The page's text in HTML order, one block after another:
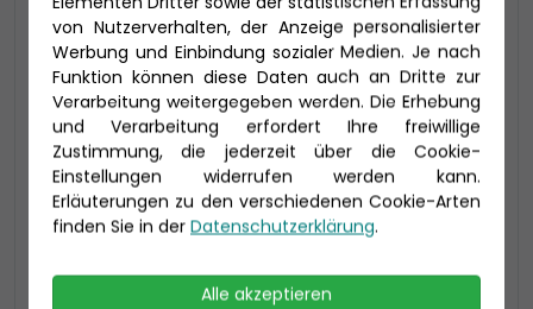
-150 € - Frühbucher Plus
von Nutzerverhalten, der Anzeige personalisierter
Werbung und Einbindung sozialer Medien. Je nach
Funktion können diese Daten auch an Dritte zur
Verarbeitung weitergegeben werden. Die Erhebung
und Verarbeitung erfordert Ihre freiwillige
Zustimmung, die jederzeit über die Cookie-
Einstellungen widerrufen werden kann.
Erläuterungen zu den verschiedenen Cookie-Arten
finden Sie in der Datenschutzerklärung.
Alle akzeptieren